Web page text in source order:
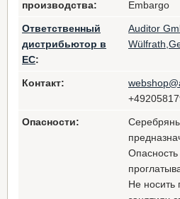
производства: Embargo
Ответственный
дистрибьютор в
ЕС:
Auditor
Контакт:
Опасности:
Не носить